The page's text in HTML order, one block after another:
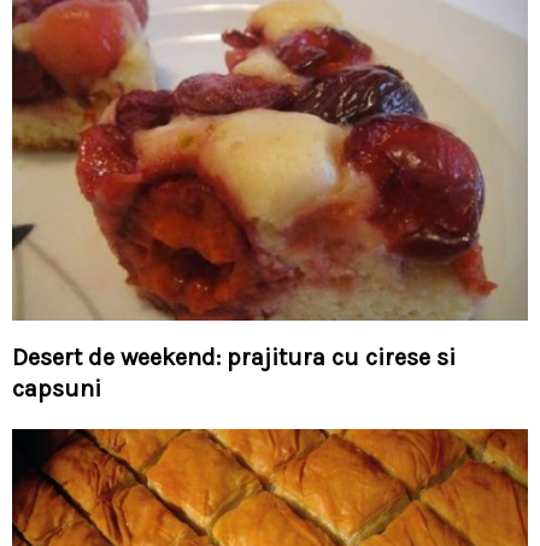
Desert de weekend: prajitura cu cirese si
capsuni